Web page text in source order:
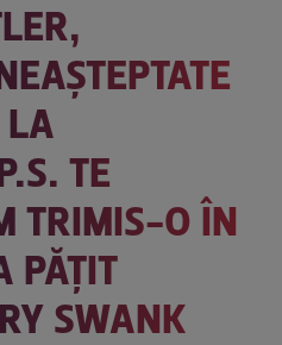
TE
TRIMIS-O ÎN
PĂȚIT
SWANK